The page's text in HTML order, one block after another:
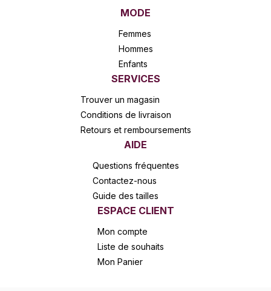
MODE
Femmes
Hommes
Enfants
SERVICES
Trouver un magasin
Conditions de livraison
Retours et remboursements
AIDE
Questions fréquentes
Contactez-nous
Guide des tailles
ESPACE CLIENT
Mon compte
Liste de souhaits
Mon Panier